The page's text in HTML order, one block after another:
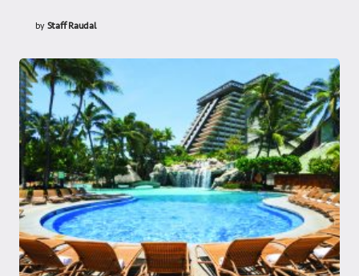
byStaff Raudal